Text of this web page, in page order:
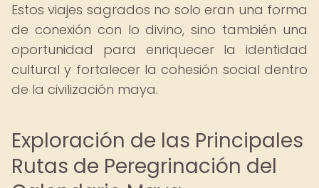
Estos viajes sagrados no solo eran una forma
de conexión con lo divino, sino también una
oportunidad para enriquecer la identidad
cultural y fortalecer la cohesión social dentro
de la civilización maya.
Exploración de las Principales
Rutas de Peregrinación del